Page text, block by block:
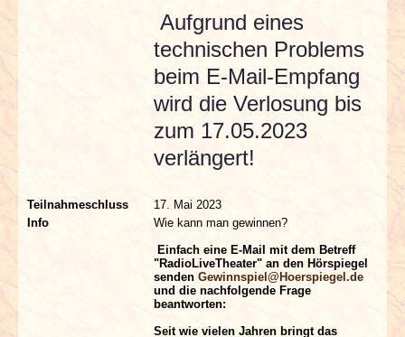
Aufgrund eines
technischen Problems
beim E-Mail-Empfang
wird die Verlosung bis
zum 17.05.2023
verlängert!
Teilnahmeschluss
17. Mai 2023
Info
Wie kann man gewinnen?
Einfach eine E-Mail mit dem Betreff
"RadioLiveTheater" an den Hörspiegel
senden Gewinnspiel@Hoerspiegel.de
und die nachfolgende Frage
beantworten:
Seit wie vielen Jahren bringt das